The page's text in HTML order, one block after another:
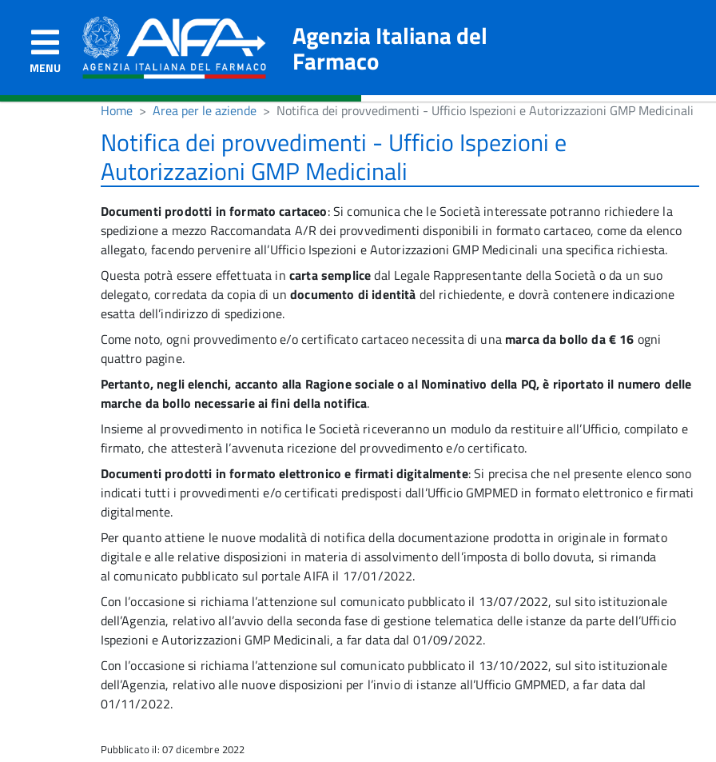
MENU
Agenzia Italiana del
Farmaco
Home Area per le aziende Notifica dei provvedimenti - Ufficio Ispezioni e Autorizzazioni GMP Medicinali
Notifica dei provvedimenti - Ufficio Ispezioni e
Autorizzazioni GMP Medicinali
Documenti prodotti in formato cartaceo: Si comunica che le Società interessate potranno richiedere la
spedizione a mezzo Raccomandata A/R dei provvedimenti disponibili in formato cartaceo, come da elenco
allegato, facendo pervenire all’Ufficio Ispezioni e Autorizzazioni GMP Medicinali una specifica richiesta.
Questa potrà essere effettuata in carta semplicedal Legale Rappresentante della Società o da un suo
delegato, corredata da copia di undocumento di identità del richiedente, e dovrà contenere indicazione
esatta dell’indirizzo di spedizione.
Come noto, ogni provvedimento e/o certificato cartaceo necessita di una marca da bollo da € 16 ogni
quattro pagine.
Pertanto, negli elenchi, accanto alla Ragione sociale o al Nominativo della PQ, è riportato il numero delle
marche da bollo necessarie ai fini della notifica.
Insieme al provvedimento in notifica le Società riceveranno un modulo da restituire all’Ufficio, compilato e
firmato, che attesterà l’avvenuta ricezione del provvedimento e/o certificato.
Documenti prodotti in formato elettronico e firmati digitalmente: Si precisa che nel presente elenco sono
indicati tutti i provvedimenti e/o certificati predisposti dall’Ufficio GMPMED in formato elettronico e firmati
digitalmente.
Per quanto attiene le nuove modalità di notifica della documentazione prodotta in originale in formato
digitale e alle relative disposizioni in materia di assolvimento dell’imposta di bollo dovuta, si rimanda
al comunicato pubblicato sul portale AIFA il 17/01/2022.
Con l’occasione si richiama l’attenzione sul comunicato pubblicato il 13/07/2022, sul sito istituzionale
dell’Agenzia, relativo all’avvio della seconda fase di gestione telematica delle istanze da parte dell’Ufficio
Ispezioni e Autorizzazioni GMP Medicinali, a far data dal 01/09/2022.
Con l’occasione si richiama l’attenzione sul comunicato pubblicato il 13/10/2022, sul sito istituzionale
dell’Agenzia, relativo alle nuove disposizioni per l’invio di istanze all’Ufficio GMPMED, a far data dal
01/11/2022.
Pubblicato il: 07 dicembre 2022